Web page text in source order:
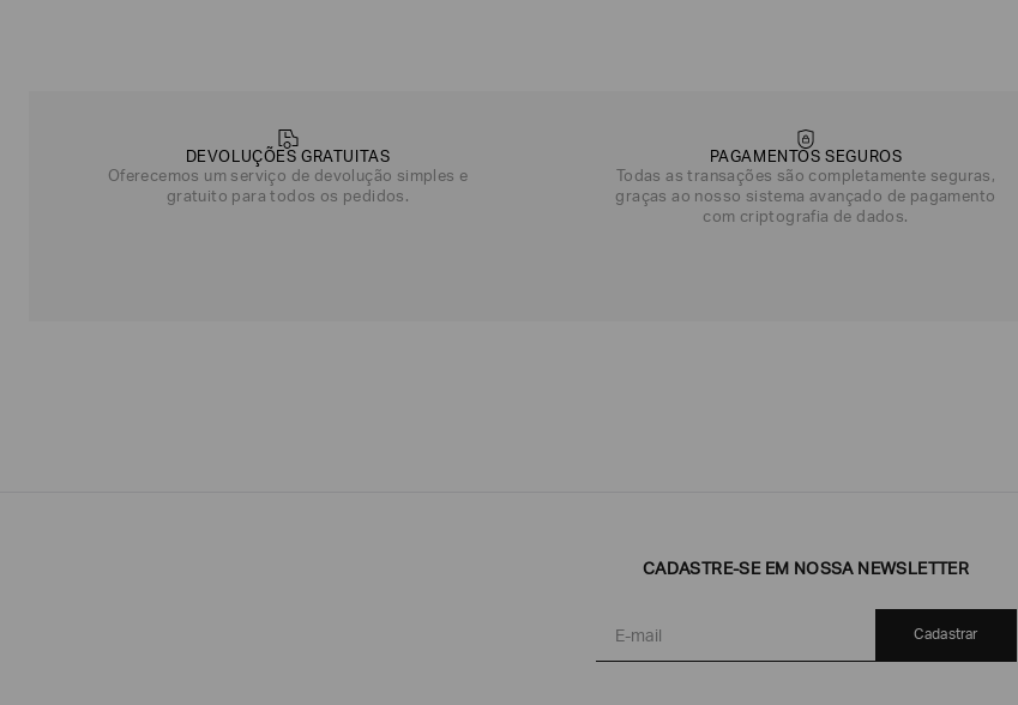
DEVOLUÇÕES GRATUITAS
Oferecemos um serviço de devolução simples e
gratuito para todos os pedidos.
PAGAMENTOS SEGUROS
Todas as transações são completamente seguras,
graças ao nosso sistema avançado de pagamento
com criptografia de dados.
CADASTRE-SE EM NOSSA NEWSLETTER
Cadastrar
NOME* SOBRENOME* DATA DE NASCIMENTO*
Values